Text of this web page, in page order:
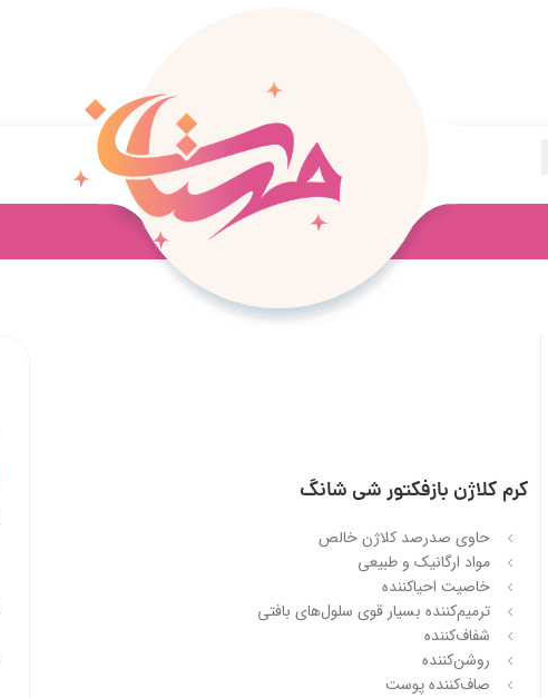
کرم کلاژن بازفکتور شی شانگ
حاوی صدرصد کلاژن خالص
مواد ارگانیک و طبیعی
خاصیت احیا‌کننده
ترمیم‌کننده بسیار قوی سلول‌های بافتی
شفاف‌کننده
روشن‌کننده
صاف‌کننده پوست